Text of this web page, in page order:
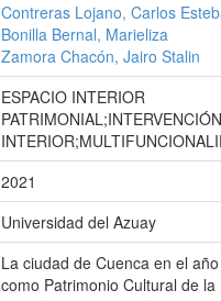
Contreras Lojano, Carlos
Bonilla Bernal, Marieliza
Zamora Chacón, Jairo Stalin
ESPACIO INTERIOR
2021
Universidad del Azuay
La ciudad de Cuenca en el
como Patrimonio Cultural de